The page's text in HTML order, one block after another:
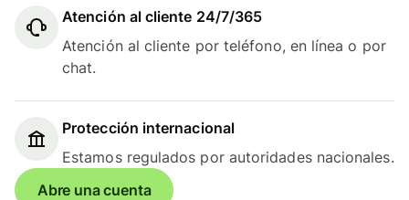
Atención al cliente 24/7/365
Atención al cliente por teléfono, en línea o por
chat.
Protección internacional
Estamos regulados por autoridades nacionales.
Abre una cuenta